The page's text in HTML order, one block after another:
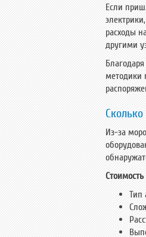
Если
расходы
другими
методики
Из-за
Тип